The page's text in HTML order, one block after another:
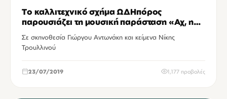
Το καλλιτεχνικό σχήμα ΩΔΗπόρος
παρουσιάζει τη μουσική παράσταση «Αχ, η
Ξενιτιά…»
Σε σκηνοθεσία Γιώργου Αντωνάκη και κείμενα Νίκης
Τρουλλινού
23/07/2019 1,177 προβολές